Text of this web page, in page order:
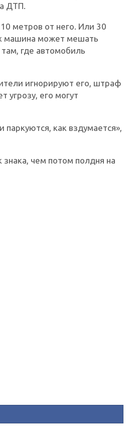
ДТП.
метров от него. Или 30
машина может мешать
где автомобиль
игнорируют его, штраф
угрозу, его могут
как вздумается»,
знака, чем потом полдня на